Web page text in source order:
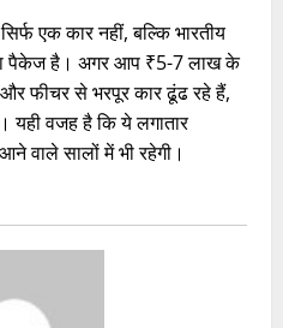
एक कार नहीं, बल्कि भारतीय
पैकेज है। अगर आप ₹5-7 लाख के
फीचर से भरपूर कार ढूंढ रहे हैं,
वजह है कि ये लगातार
वाले सालों में भी रहेगी।